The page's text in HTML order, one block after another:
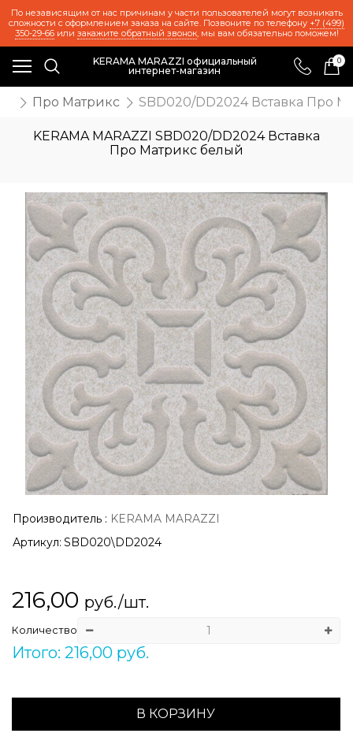
По независящим от нас причинам у части пользователей могут возникать
сложности с оформлением заказа на сайте. Позвоните по телефону +7 (499)
350-29-66или закажите обратный звонок, мы вам обязательно поможем!
KERAMA MARAZZI официальный
интернет-магазин
0
Про Матрикс SBD020/DD2024 Вставка Про
KERAMA MARAZZI SBD020/DD2024 Вставка
Про Матрикс белый
Производитель : KERAMA MARAZZI
Артикул: SBD020\DD2024
216,00 руб./шт.
Количество
Итого: 216,00 руб.
В КОРЗИНУ